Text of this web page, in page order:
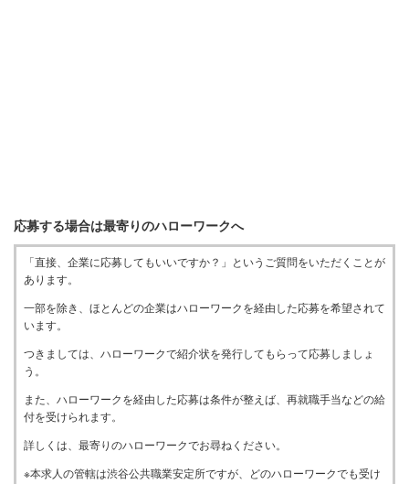
応募する場合は最寄りのハローワークへ
「直接、企業に応募してもいいですか？」というご質問をいただくことが
あります。
一部を除き、ほとんどの企業はハローワークを経由した応募を希望されて
います。
つきましては、ハローワークで紹介状を発行してもらって応募しましょ
う。
また、ハローワークを経由した応募は条件が整えば、再就職手当などの給
付を受けられます。
詳しくは、最寄りのハローワークでお尋ねください。
※本求人の管轄は渋谷公共職業安定所ですが、どのハローワークでも受け